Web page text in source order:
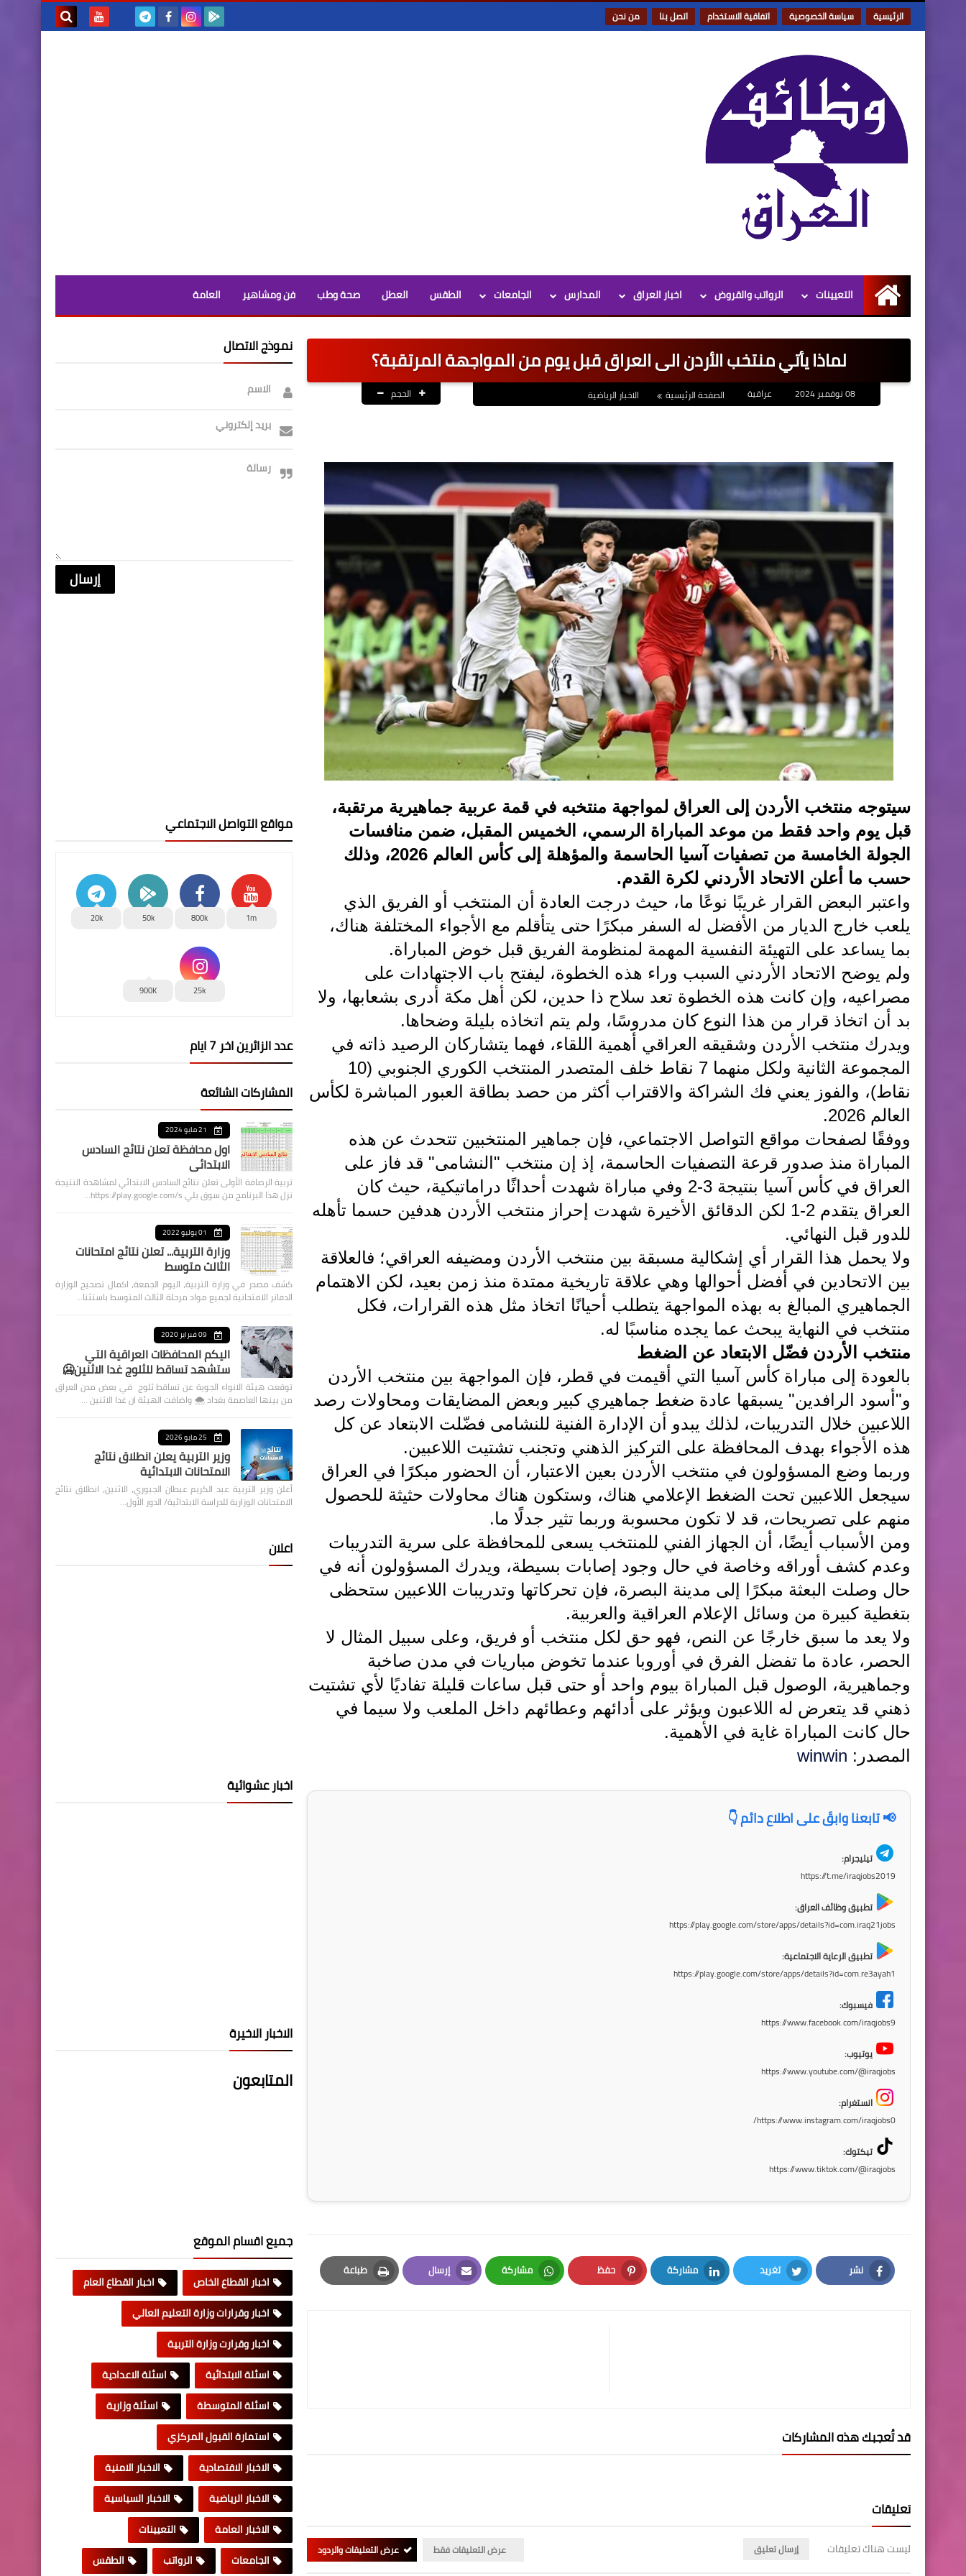
الرئيسية سياسة الخصوصية اتفاقية الاستخدام اتصل بنا من نحن
الرئيسية
التعيينات الرواتب والقروض اخبار العراق المدارس الجامعات الطقس العطل صحة وطب فن ومشاهير العامة
لماذا يأتي منتخب الأردن الى العراق قبل يوم من المواجهة المرتقبة؟
عراقية الصفحة الرئيسية الاخبار الرياضية الحجم
سيتوجه منتخب الأردن إلى العراق لمواجهة منتخبه في قمة عربية جماهيرية مرتقبة،
قبل يوم واحد فقط من موعد المباراة الرسمي، الخميس المقبل، ضمن منافسات
الجولة الخامسة من تصفيات آسيا الحاسمة والمؤهلة إلى كأس العالم 2026، وذلك
حسب ما أعلن الاتحاد الأردني لكرة القدم.
واعتبر البعض القرار غريبًا نوعًا ما، حيث درجت العادة أن المنتخب أو الفريق الذي
يلعب خارج الديار من الأفضل له السفر مبكرًا حتى يتأقلم مع الأجواء المختلفة هناك،
بما يساعد على التهيئة النفسية المهمة لمنظومة الفريق قبل خوض المباراة.
ولم يوضح الاتحاد الأردني السبب وراء هذه الخطوة، ليفتح باب الاجتهادات على
مصراعيه، وإن كانت هذه الخطوة تعد سلاح ذا حدين، لكن أهل مكة أدرى بشعابها، ولا
بد أن اتخاذ قرار من هذا النوع كان مدروسًا، ولم يتم اتخاذه بليلة وضحاها.
ويدرك منتخب الأردن وشقيقه العراقي أهمية اللقاء، فهما يتشاركان الرصيد ذاته في
المجموعة الثانية ولكل منهما 7 نقاط خلف المتصدر المنتخب الكوري الجنوبي (10
نقاط)، والفوز يعني فك الشراكة والاقتراب أكثر من حصد بطاقة العبور المباشرة لكأس
العالم 2026.
ووفقًا لصفحات مواقع التواصل الاجتماعي، فإن جماهير المنتخبين تتحدث عن هذه
المباراة منذ صدور قرعة التصفيات الحاسمة، إذ إن منتخب "النشامى" قد فاز على
العراق في كأس آسيا بنتيجة 3-2 وفي مباراة شهدت أحداثًا دراماتيكية، حيث كان
العراق يتقدم 2-1 لكن الدقائق الأخيرة شهدت إحراز منتخب الأردن هدفين حسما تأهله
للدور قبل النهائي.
ولا يحمل هذا القرار أي إشكالية مسبقة بين منتخب الأردن ومضيفه العراقي؛ فالعلاقة
بين الاتحادين في أفضل أحوالها وهي علاقة تاريخية ممتدة منذ زمن بعيد، لكن الاهتمام
الجماهيري المبالغ به بهذه المواجهة يتطلب أحيانًا اتخاذ مثل هذه القرارات، فكل
منتخب في النهاية يبحث عما يجده مناسبًا له.
منتخب الأردن فضّل الابتعاد عن الضغط
بالعودة إلى مباراة كأس آسيا التي أقيمت في قطر، فإن المواجهة بين منتخب الأردن
و"أسود الرافدين" يسبقها عادة ضغط جماهيري كبير وبعض المضايقات ومحاولات رصد
اللاعبين خلال التدريبات، لذلك يبدو أن الإدارة الفنية للنشامى فضّلت الابتعاد عن كل
هذه الأجواء بهدف المحافظة على التركيز الذهني وتجنب تشتيت اللاعبين.
وربما وضع المسؤولون في منتخب الأردن بعين الاعتبار، أن الحضور مبكرًا في العراق
سيجعل اللاعبين تحت الضغط الإعلامي هناك، وستكون هناك محاولات حثيثة للحصول
منهم على تصريحات، قد لا تكون محسوبة وربما تثير جدلًا ما.
ومن الأسباب أيضًا، أن الجهاز الفني للمنتخب يسعى للمحافظة على سرية التدريبات
وعدم كشف أوراقه وخاصة في حال وجود إصابات بسيطة، ويدرك المسؤولون أنه في
حال وصلت البعثة مبكرًا إلى مدينة البصرة، فإن تحركاتها وتدريبات اللاعبين ستحظى
بتغطية كبيرة من وسائل الإعلام العراقية والعربية.
ولا يعد ما سبق خارجًا عن النص، فهو حق لكل منتخب أو فريق، وعلى سبيل المثال لا
الحصر، عادة ما تفضل الفرق في أوروبا عندما تخوض مباريات في مدن صاخبة
وجماهيرية، الوصول قبل المباراة بيوم واحد أو حتى قبل ساعات قليلة تفاديًا لأي تشتيت
ذهني قد يتعرض له اللاعبون ويؤثر على أدائهم وعطائهم داخل الملعب ولا سيما في
حال كانت المباراة غاية في الأهمية.
المصدر: winwin
📢 تابعنا وابقَ على اطلاع دائم 👇
تيليجرام:
https://t.me/iraqjobs2019
تطبيق وظائف العراق:
https://play.google.com/store/apps/details?id=com.iraq21jobs
تطبيق الرعاية الاجتماعية:
https://play.google.com/store/apps/details?id=com.re3ayah1
فيسبوك:
https://www.facebook.com/iraqjobs9
يوتيوب:
https://www.youtube.com/@iraqjobs
انستغرام:
https://www.instagram.com/iraqjobs0/
تيكتوك:
https://www.tiktok.com/@iraqjobs
نشر
Facebook
تغريد
Twitter
مشاركة
LinkedIn
حفظ
Pinterest
مشاركة
Whatsapp
إرسال
Email
طباعة
Print
قد تُعجبك هذه المشاركات
تعليقات
ليست هناك تعليقات إرسال تعليق عرض التعليقات فقط عرض التعليقات والردود
نموذج الاتصال
الاسم
بريد إلكتروني
رسالة
مواقع التواصل الاجتماعي
1m
800k
50k
20k
25k
900K
عدد الزائرين اخر 7 ايام
المشاركات الشائعة
21 مايو 2024
اول محافظة تعلن نتائج السادس
الابتدائي
تربية الرصافة الأولى تعلن نتائج السادس الابتدائي لمشاهدة النتيجة
نزل هذا البرنامج من سوق بلي https://play.google.com/s…
01 يوليو 2022
وزارة التربية... تعلن نتائج امتحانات
الثالث متوسط
كشف مصدر في وزارة التربية، اليوم الجمعة، اكمال تصحيح الوزارة
الدفاتر الامتحانية لجميع مواد مرحلة الثالث المتوسط باستثنا…
09 فبراير 2020
اليكم المحافظات العراقية التي
ستشهد تساقط للثلوج غدا الاثنين🥶
توقعت هيئة الانواء الجوية عن تساقط ثلوج في بعض مدن العراق
من بينها العاصمة بغداد ⁦🌨️⁩ واضافت الهيئة ان غدا الاثنين …
25 مايو 2026
وزير التربية يعلن انطلاق نتائج
الامتحانات الابتدائية
أعلن وزير التربية عبد الكريم عبطان الجبوري، الاثنين، انطلاق نتائج
الامتحانات الوزارية للدراسة الابتدائية/ الدور الأول…
اعلان
اخبار عشوائية
الاخبار الاخيرة
المتابعون
جميع اقسام الموقع
اخبار القطاع الخاص
اخبار القطاع العام
اخبار وقرارات وزارة التعليم العالي
اخبار وقرارت وزارة التربية
اسئلة الابتدائية
اسئلة الاعدادية
اسئلة المتوسطة
اسئلة وزارية
استمارة القبول المركزي
الاخبار الاقتصادية
الاخبار الامنية
الاخبار الرياضية
الاخبار السياسية
الاخبار العامة
التعيينات
الجامعات
الرواتب الطقس